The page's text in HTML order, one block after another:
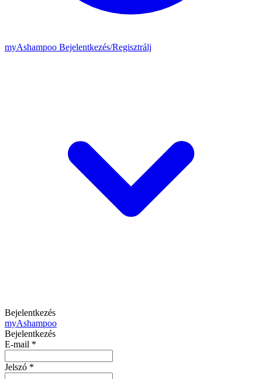
myAshampoo Bejelentkezés/Regisztrálj
Bejelentkezés
myAshampoo
Bejelentkezés
E-mail *
Jelszó *